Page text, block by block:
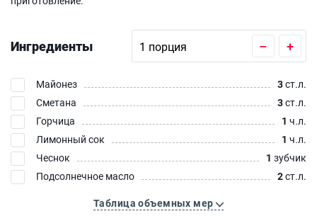
Ингредиенты – +
Майонез 3ст.л.
Сметана
3ст.л.
Горчица
1 ч.л.
Лимонный сок
1 ч.л.
Чеснок
1 зубчик
Подсолнечное масло
2ст.л.
Таблица объемных мер